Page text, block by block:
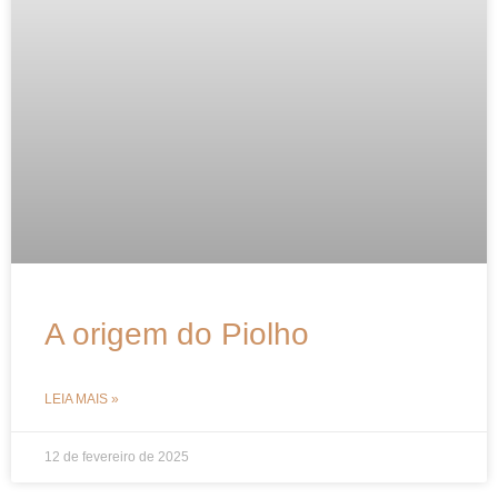
A origem do Piolho
LEIA MAIS »
12 de fevereiro de 2025